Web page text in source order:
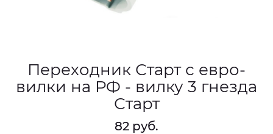
Переходник Старт с евро-
вилки на РФ - вилку 3 гнезда
Старт
82 руб.